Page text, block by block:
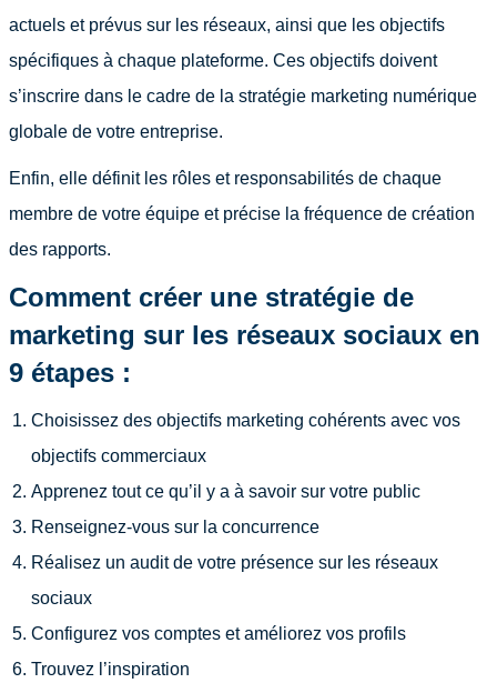
actuels et prévus sur les réseaux, ainsi que les objectifs
spécifiques à chaque plateforme. Ces objectifs doivent
s’inscrire dans le cadre de la stratégie marketing numérique
globale de votre entreprise.
Enfin, elle définit les rôles et responsabilités de chaque
membre de votre équipe et précise la fréquence de création
des rapports.
Comment créer une stratégie de
marketing sur les réseaux sociaux en
9 étapes :
Choisissez des objectifs marketing cohérents avec vos
objectifs commerciaux
Apprenez tout ce qu’il y a à savoir sur votre public
Renseignez-vous sur la concurrence
Réalisez un audit de votre présence sur les réseaux
sociaux
Configurez vos comptes et améliorez vos profils
Trouvez l’inspiration